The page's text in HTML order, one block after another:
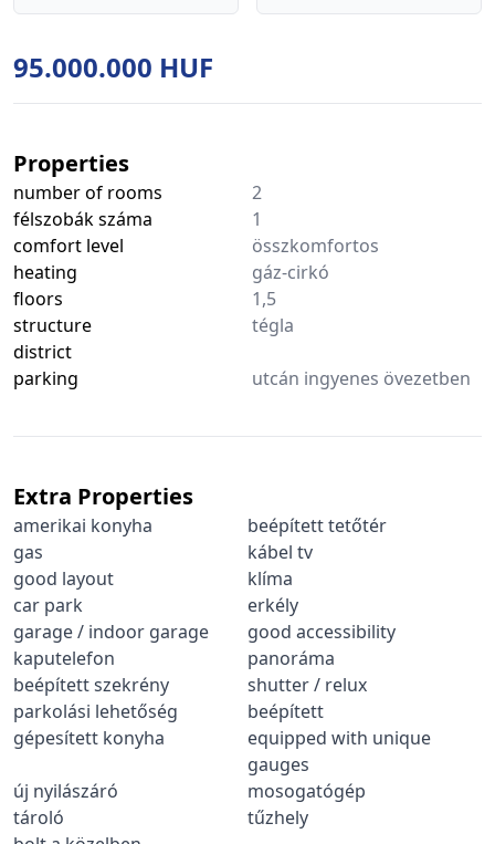
95.000.000 HUF
Properties
number of rooms
2
félszobák száma
1
comfort level
összkomfortos
heating
gáz-cirkó
floors
1,5
structure
tégla
district
parking
utcán ingyenes övezetben
Extra Properties
amerikai konyha
beépített tetőtér
gas
kábel tv
good layout
klíma
car park
erkély
garage / indoor garage
good accessibility
kaputelefon
panoráma
beépített szekrény
shutter / relux
parkolási lehetőség
beépített
gépesített konyha
equipped with unique
gauges
új nyilászáró
mosogatógép
tároló
tűzhely